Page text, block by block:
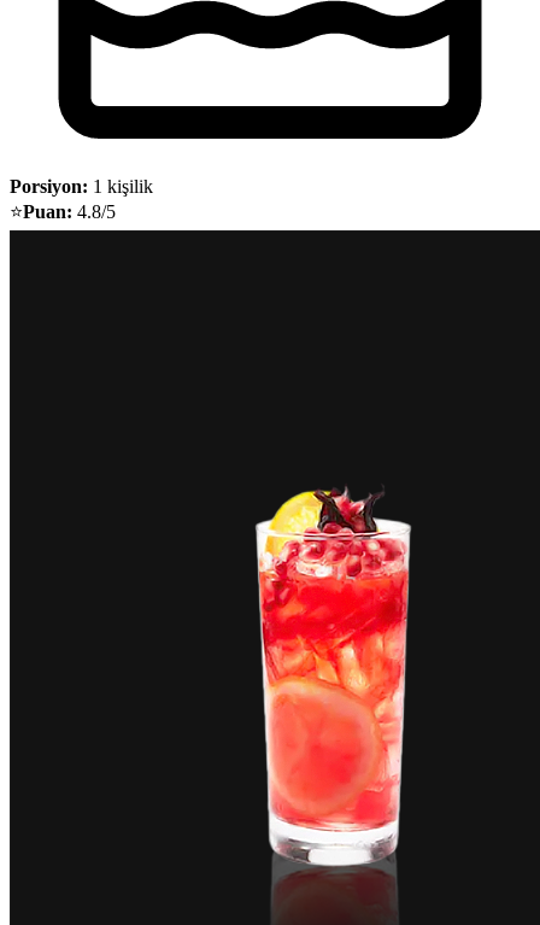
Porsiyon: 1 kişilik
⭐Puan: 4.8/5